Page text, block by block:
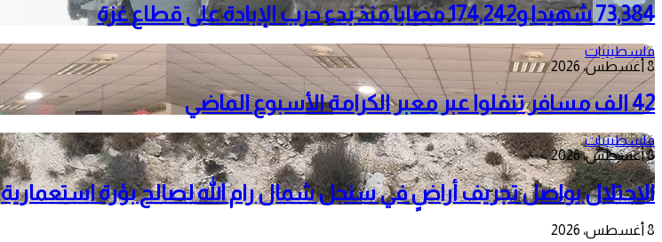
73,384 شهيدا و174,242 مصابا منذ بدء حرب الإبادة على قطاع غزة
فلسطينيات
8 أغسطس، 2026
42 الف مسافر تنقلوا عبر معبر الكرامة الأسبوع الماضي
فلسطينيات
8 أغسطس، 2026
الاحتلال يواصل تجريف أراضٍ في سنجل شمال رام الله لصالح بؤرة استعمارية
8 أغسطس، 2026